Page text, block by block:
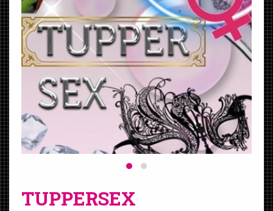
TUPPERSEX